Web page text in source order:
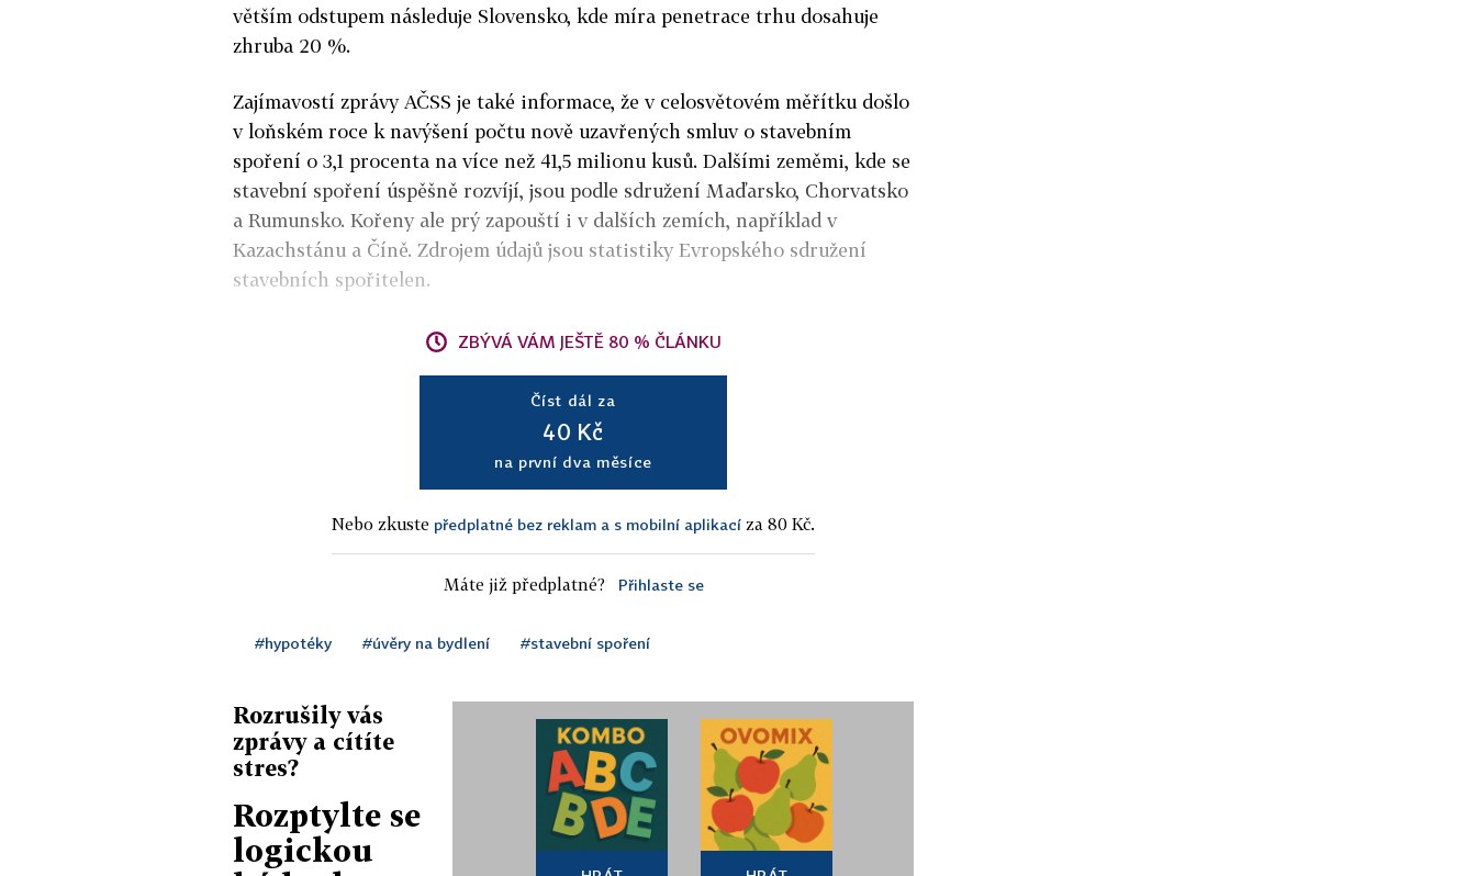
větším odstupem následuje Slovensko, kde míra penetrace trhu dosahuje
zhruba 20 %.
Zajímavostí zprávy AČSS je také informace, že v celosvětovém měřítku došlo
v loňském roce k navýšení počtu nově uzavřených smluv o stavebním
spoření o 3,1 procenta na více než 41,5 milionu kusů. Dalšími zeměmi, kde se
stavební spoření úspěšně rozvíjí, jsou podle sdružení Maďarsko, Chorvatsko
a Rumunsko. Kořeny ale prý zapouští i v dalších zemích, například v
Kazachstánu a Číně. Zdrojem údajů jsou statistiky Evropského sdružení
stavebních spořitelen.
ZBÝVÁ VÁM JEŠTĚ 80 % ČLÁNKU
Číst dál za
40 Kč
na první dva měsíce
Nebo zkuste předplatné bez reklam a s mobilní aplikací za 80 Kč.
Máte již předplatné? Přihlaste se
#hypotéky #úvěry na bydlení #stavební spoření
Rozrušily vás
zprávy a cítíte
stres?
Rozptylte se
logickou